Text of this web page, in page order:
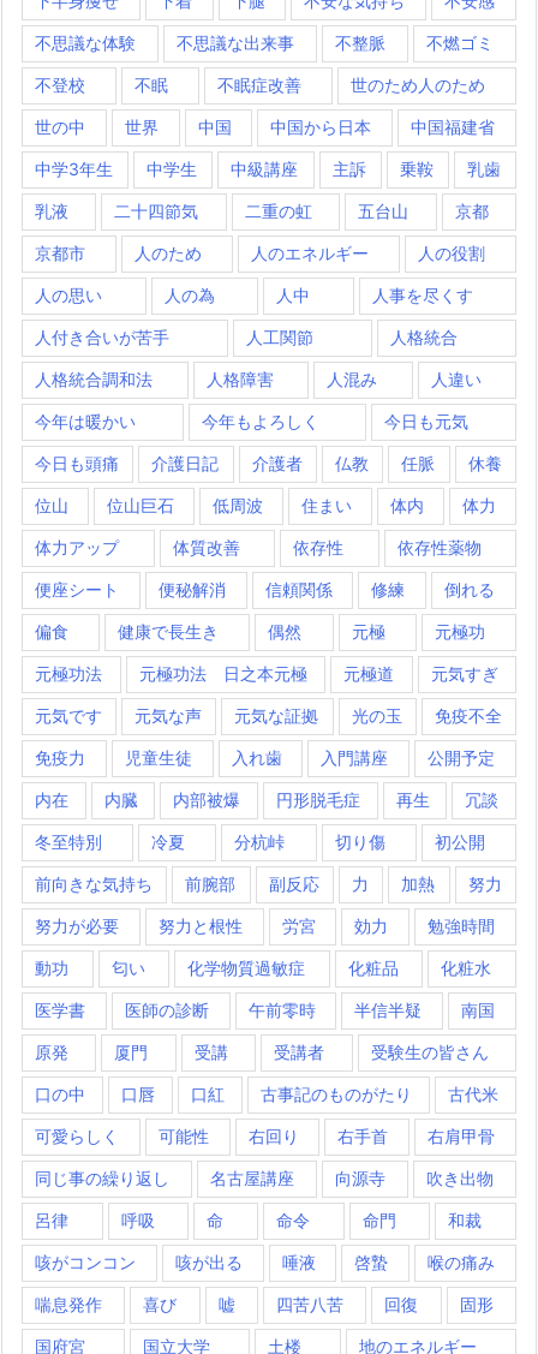
不思議な体験 不思議な出来事 不整脈 不燃ゴミ
不登校 不眠 不眠症改善 世のため人のため
世の中 世界 中国 中国から日本 中国福建省
中学3年生 中学生 中級講座 主訴 乗鞍 乳歯
乳液 二十四節気 二重の虹 五台山 京都
京都市 人のため 人のエネルギー 人の役割
人の思い 人の為 人中 人事を尽くす
人付き合いが苦手 人工関節 人格統合
人格統合調和法 人格障害 人混み 人違い
今年は暖かい 今年もよろしく 今日も元気
今日も頭痛 介護日記 介護者 仏教 任脈 休養
位山 位山巨石 低周波 住まい 体内 体力
体力アップ 体質改善 依存性 依存性薬物
便座シート 便秘解消 信頼関係 修練 倒れる
偏食 健康で長生き 偶然 元極 元極功
元極功法 元極功法 日之本元極 元極道 元気すぎ
元気です 元気な声 元気な証拠 光の玉 免疫不全
免疫力 児童生徒 入れ歯 入門講座 公開予定
内在 内臓 内部被爆 円形脱毛症 再生 冗談
冬至特別 冷夏 分杭峠 切り傷 初公開
前向きな気持ち 前腕部 副反応 力 加熱 努力
努力が必要 努力と根性 労宮 効力 勉強時間
動功 匂い 化学物質過敏症 化粧品 化粧水
医学書 医師の診断 午前零時 半信半疑 南国
原発 厦門 受講 受講者 受験生の皆さん
口の中 口唇 口紅 古事記のものがたり 古代米
可愛らしく 可能性 右回り 右手首 右肩甲骨
同じ事の繰り返し 名古屋講座 向源寺 吹き出物
呂律 呼吸 命 命令 命門 和裁
咳がコンコン 咳が出る 唾液 啓蟄 喉の痛み
喘息発作 喜び 嘘 四苦八苦 回復 固形
国府宮 国立大学 土楼 地のエネルギー